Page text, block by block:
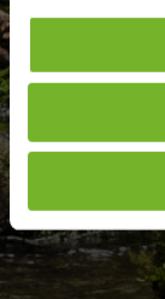
gesammelt